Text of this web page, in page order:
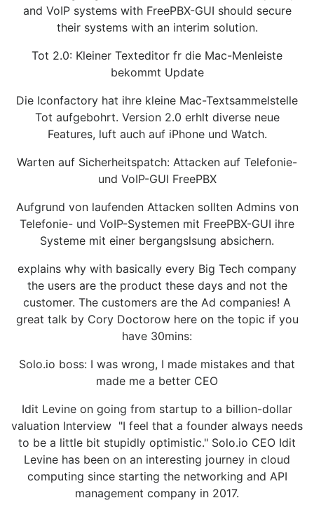
and VoIP systems with FreePBX-GUI should secure
their systems with an interim solution.
Tot 2.0: Kleiner Texteditor fr die Mac-Menleiste
bekommt Update
Die Iconfactory hat ihre kleine Mac-Textsammelstelle
Tot aufgebohrt. Version 2.0 erhlt diverse neue
Features, luft auch auf iPhone und Watch.
Warten auf Sicherheitspatch: Attacken auf Telefonie-
und VoIP-GUI FreePBX
Aufgrund von laufenden Attacken sollten Admins von
Telefonie- und VoIP-Systemen mit FreePBX-GUI ihre
Systeme mit einer bergangslsung absichern.
explains why with basically every Big Tech company
the users are the product these days and not the
customer. The customers are the Ad companies! A
great talk by Cory Doctorow here on the topic if you
have 30mins:
Solo.io boss: I was wrong, I made mistakes and that
made me a better CEO
Idit Levine on going from startup to a billion-dollar
valuation Interview "I feel that a founder always needs
to be a little bit stupidly optimistic." Solo.io CEO Idit
Levine has been on an interesting journey in cloud
computing since starting the networking and API
management company in 2017.